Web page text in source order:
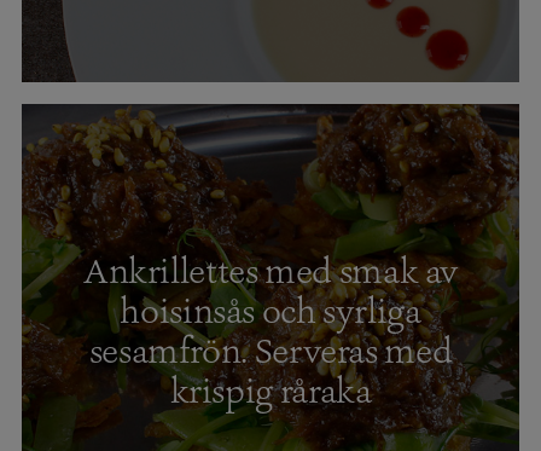
Ankrillettes med smak av
hoisinsås och syrliga
sesamfrön. Serveras med
krispig råraka